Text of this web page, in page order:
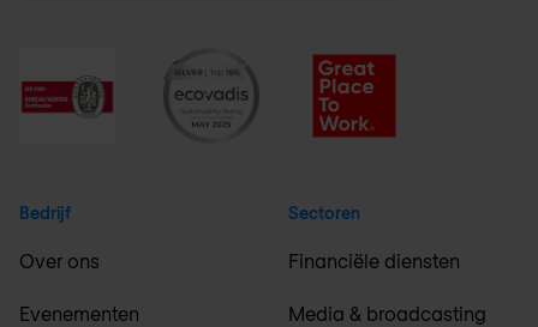
Bedrijf
Over ons
Evenementen
Sectoren
Financiële diensten
Media & broadcasting